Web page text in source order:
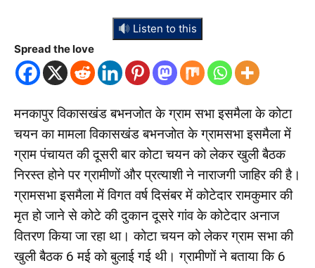
Listen to this
Spread the love
मनकापुर विकासखंड बभनजोत के ग्राम सभा इसमैला के कोटा
चयन का मामला विकासखंड बभनजोत के ग्रामसभा इसमैला में
ग्राम पंचायत की दूसरी बार कोटा चयन को लेकर खुली बैठक
निरस्त होने पर ग्रामीणों और प्रत्याशी ने नाराजगी जाहिर की है।
ग्रामसभा इसमैला में विगत वर्ष दिसंबर में कोटेदार रामकुमार की
मृत हो जाने से कोटे की दुकान दूसरे गांव के कोटेदार अनाज
वितरण किया जा रहा था। कोटा चयन को लेकर ग्राम सभा की
खुली बैठक 6 मई को बुलाई गई थी। ग्रामीणों ने बताया कि 6